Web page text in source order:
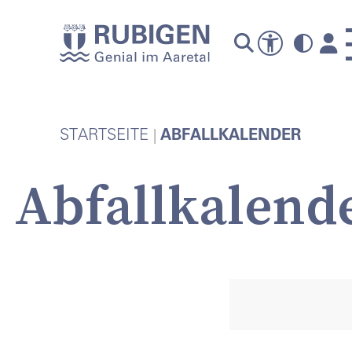
STARTSEITE ABFALLKALENDER